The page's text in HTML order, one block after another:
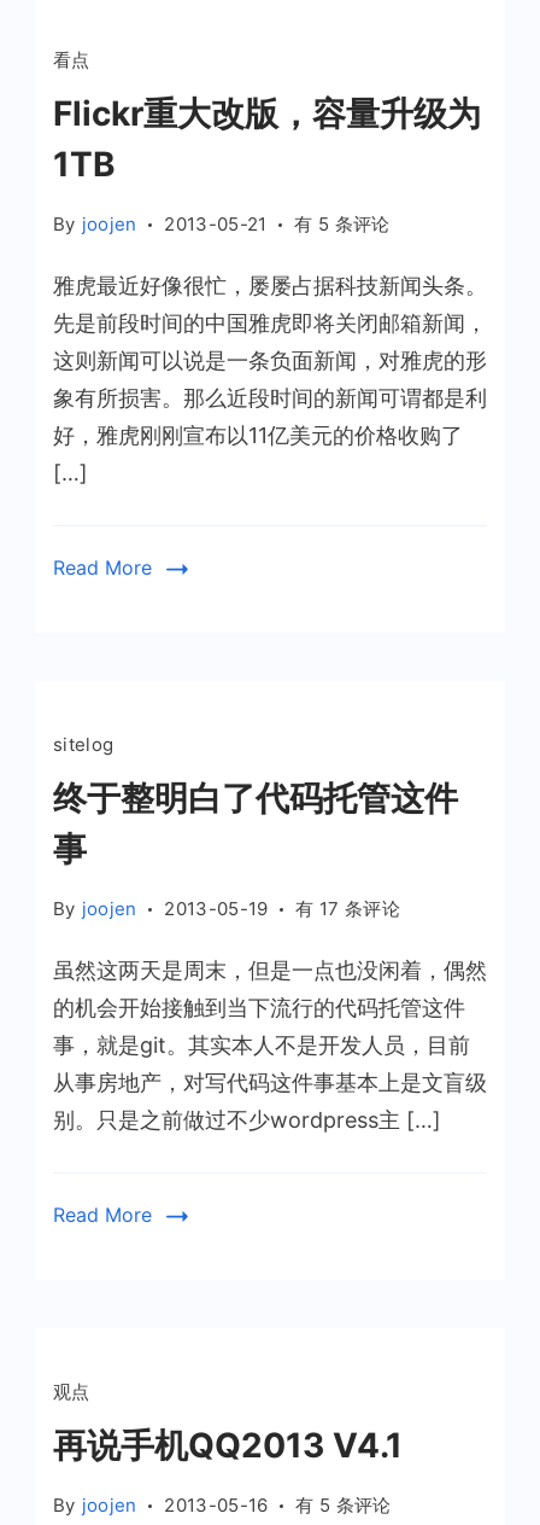
看点
Flickr重大改版，容量升级为
1TB
By joojen 2013-05-21
Flickr
大
改
版，
容
量
升
有 5 条评论
雅虎最近好像很忙，屡屡占据科技新闻头条。
先是前段时间的中国雅虎即将关闭邮箱新闻，
这则新闻可以说是一条负面新闻，对雅虎的形
象有所损害。那么近段时间的新闻可谓都是利
好，雅虎刚刚宣布以11亿美元的价格收购了
[…]
Read More
sitelog
终于整明白了代码托管这件
事
By joojen 2013-05-19
终
整
明
白
了
代
码
有 17 条评论
虽然这两天是周末，但是一点也没闲着，偶然
的机会开始接触到当下流行的代码托管这件
事，就是git。其实本人不是开发人员，目前
从事房地产，对写代码这件事基本上是文盲级
别。只是之前做过不少wordpress主 […]
Read More
观点
再说手机QQ2013 V4.1
By joojen 2013-05-16
再
有 5 条评论